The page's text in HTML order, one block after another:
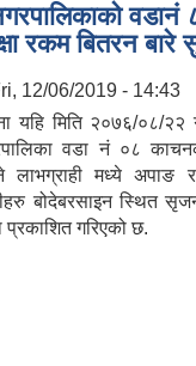
रकम बितरन बारे
12/06/2019 - 14:43
यहि मिति २०७६/०८/२२
वडा नं ०८
लाभग्राही मध्ये अपाङ
बोदेबरसाइन स्थित
गरिएको छ.